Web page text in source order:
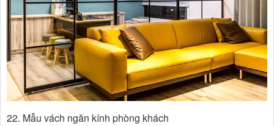
22. Mẫu vách ngăn kính phòng khách